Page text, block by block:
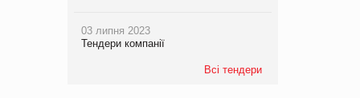
03 липня 2023
Тендери компанії
Всі тендери